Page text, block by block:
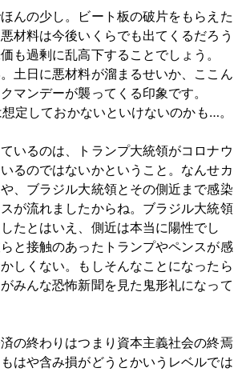
んの少し。ビート板の破片をもらえた
材料は今後いくらでも出てくるだろう
も過剰に乱高下することでしょう。
土日に悪材料が溜まるせいか、ここん
マンデーが襲ってくる印象です。
定しておかないといけないのかも…。
いるのは、トランプ大統領がコロナウ
るのではないかということ。なんせカ
、ブラジル大統領とその側近まで感染
が流れましたからね。ブラジル大統領
たとはいえ、側近は本当に陽性でし
と接触のあったトランプやペンスが感
しくない。もしそんなことになったら
みんな恐怖新聞を見た鬼形礼になって
の終わりはつまり資本主義社会の終焉
はや含み損がどうとかいうレベルでは